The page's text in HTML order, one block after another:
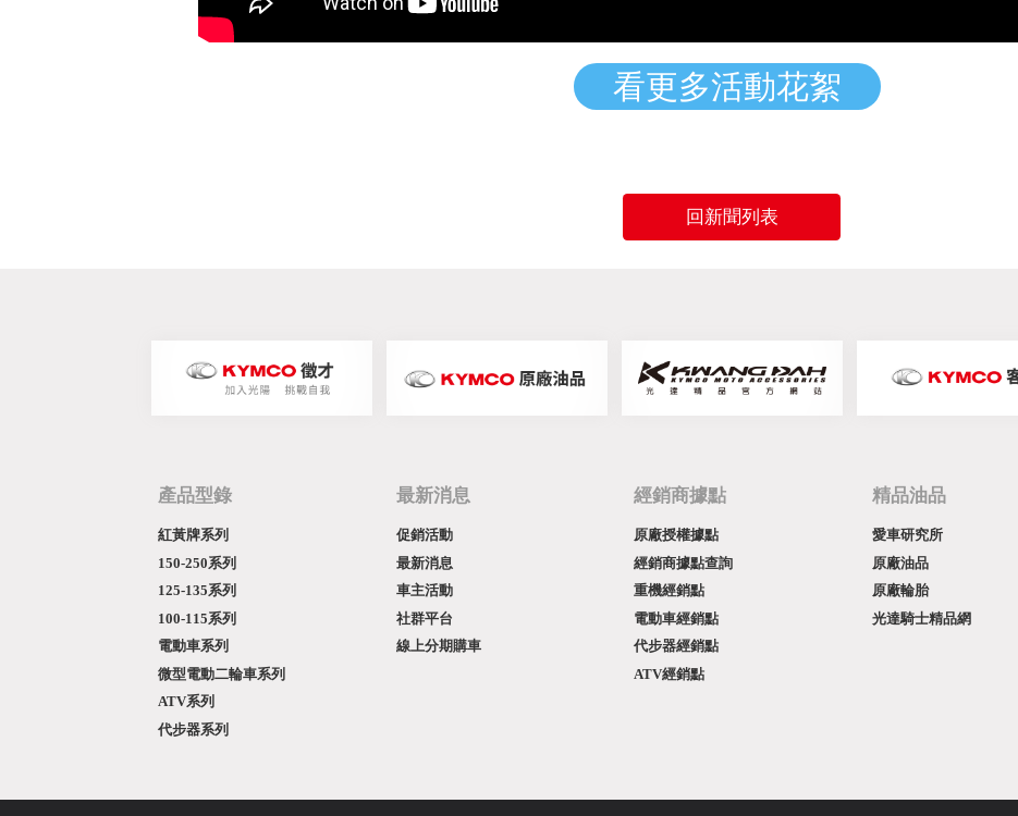
看更多活動花絮
回新聞列表
產品型錄
紅黃牌系列
150-250系列
125-135系列
100-115系列
電動車系列
微型電動二輪車系列
ATV系列
代步器系列
最新消息
促銷活動
最新消息
車主活動
社群平台
線上分期購車
經銷商據點
原廠授權據點
經銷商據點查詢
重機經銷點
電動車經銷點
代步器經銷點
ATV經銷點
精品油品
愛車研究所
原廠油品
原廠輪胎
光達騎士精品網